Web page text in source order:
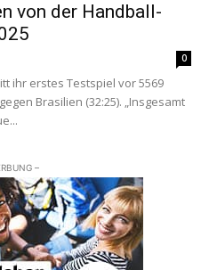
von der Handball-
0
ihr erstes Testspiel vor 5569
Brasilien (32:25). „Insgesamt
–